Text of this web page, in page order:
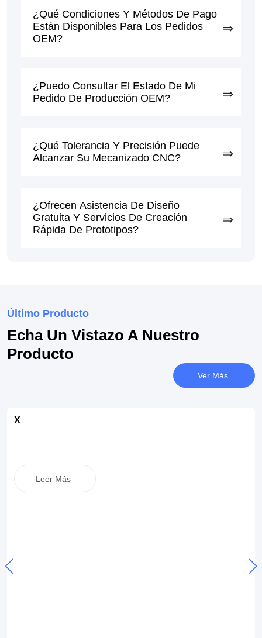
¿Qué Condiciones Y Métodos De Pago
Están Disponibles Para Los Pedidos
OEM?
¿Puedo Consultar El Estado De Mi
Pedido De Producción OEM?
¿Qué Tolerancia Y Precisión Puede
Alcanzar Su Mecanizado CNC?
¿Ofrecen Asistencia De Diseño
Gratuita Y Servicios De Creación
Rápida De Prototipos?
Último Producto
Echa Un Vistazo A Nuestro
Producto
Ver Más
X
Leer Más